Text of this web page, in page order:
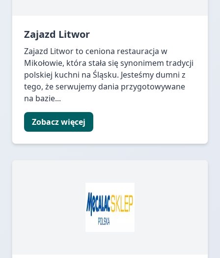
Zajazd Litwor
Zajazd Litwor to ceniona restauracja w
Mikołowie, która stała się synonimem tradycji
polskiej kuchni na Śląsku. Jesteśmy dumni z
tego, że serwujemy dania przygotowywane
na bazie...
Zobacz więcej